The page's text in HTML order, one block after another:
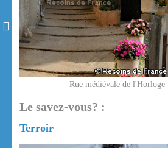
Rue médiévale de l'Horloge
Le savez-vous? :
Terroir